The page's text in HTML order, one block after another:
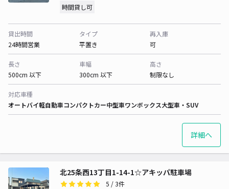
時間貸し可
貸出時間
24時間営業
タイプ
平置き
再入庫
可
長さ
500cm 以下
車幅
300cm 以下
高さ
制限なし
対応車種
オートバイ軽自動車コンパクトカー中型車ワンボックス大型車・SUV
詳細へ
北25条西13丁目1-14-1☆アキッパ駐車場
5 / 3件